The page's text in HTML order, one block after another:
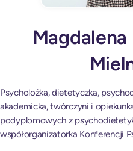
Psycholożka, dietetyczka,
akademicka, twórczyni i
podyplomowych z
współorganizatorka Konferencji